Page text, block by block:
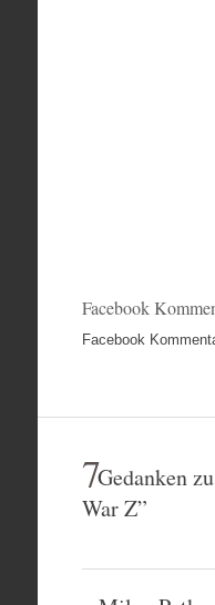
Facebook
Facebook
7Gedanken
War Z”